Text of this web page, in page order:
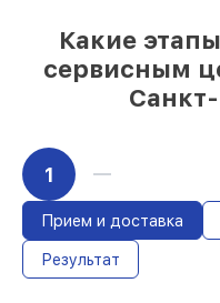
Какие
сервисным
1
Прием и доставка
Результат